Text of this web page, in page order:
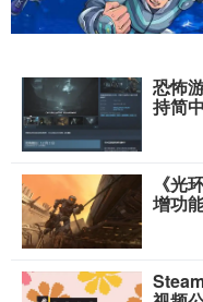
高能开局！英
恐怖
持简中
《光
增功